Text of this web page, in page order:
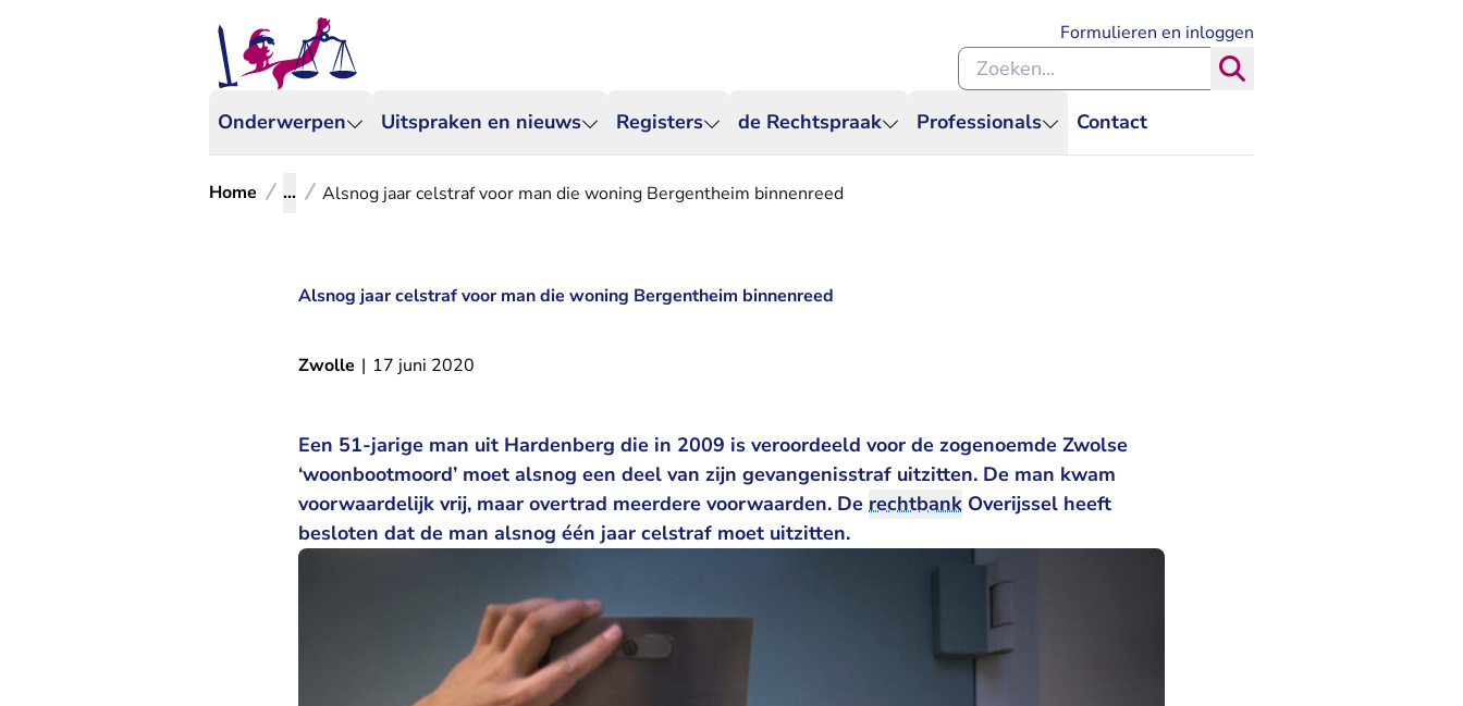
Onderwerpen Uitspraken en nieuws Registers de Rechtspraak Professionals Contact
Formulieren en inloggen
Zoeken binnen de Rechtspraak
Home ... Alsnog jaar celstraf voor man die woning Bergentheim binnenreed
Alsnog jaar celstraf voor man die woning Bergentheim binnenreed
Zwolle | 17 juni 2020
Een 51-jarige man uit Hardenberg die in 2009 is veroordeeld - U verlaat Rechtspraak.nl
voor de zogenoemde Zwolse
‘woonbootmoord’ moet alsnog een deel van zijn gevangenisstraf uitzitten. De man kwam
voorwaardelijk vrij, maar overtrad meerdere voorwaarden. De rechtbank Overijssel heeft
besloten dat de man alsnog één jaar celstraf moet uitzitten.